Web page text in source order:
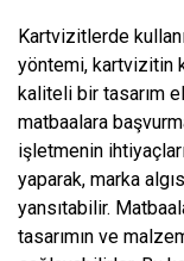
Kartvizitlerde
yöntemi, kartvizitin
kaliteli bir tasarım
matbaalara
işletmenin
yaparak, marka
yansıtabilir.
tasarımın ve